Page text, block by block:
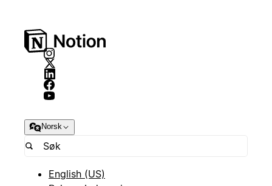
Norsk
English (US)